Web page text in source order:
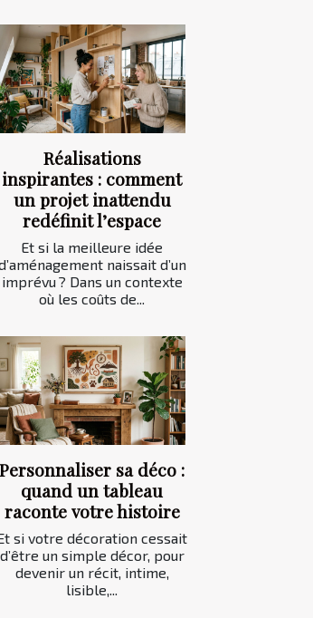
Réalisations
inspirantes : comment
un projet inattendu
redéfinit l’espace
Et si la meilleure idée
naissait d’un
imprévu ? Dans un contexte
où les coûts de...
Personnaliser sa déco :
quand un tableau
raconte votre histoire
si votre décoration cessait
d’être un simple décor, pour
devenir un récit, intime,
lisible,...